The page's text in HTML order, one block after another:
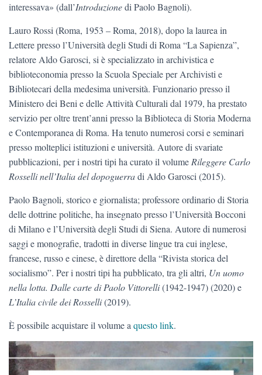
interessava» (dall’Introduzionedi Paolo Bagnoli).
Lauro Rossi (Roma, 1953 – Roma, 2018), dopo la laurea in
Lettere presso l’Università degli Studi di Roma “La Sapienza”,
relatore Aldo Garosci, si è specializzato in archivistica e
biblioteconomia presso la Scuola Speciale per Archivisti e
Bibliotecari della medesima università. Funzionario presso il
Ministero dei Beni e delle Attività Culturali dal 1979, ha prestato
servizio per oltre trent’anni presso la Biblioteca di Storia Moderna
e Contemporanea di Roma. Ha tenuto numerosi corsi e seminari
presso molteplici istituzioni e università. Autore di svariate
pubblicazioni, per i nostri tipi ha curato il volume Rileggere Carlo
Rosselli nell’Italia del dopoguerradi Aldo Garosci (2015).
Paolo Bagnoli, storico e giornalista; professore ordinario di Storia
delle dottrine politiche, ha insegnato presso l’Università Bocconi
di Milano e l’Università degli Studi di Siena. Autore di numerosi
saggi e monografie, tradotti in diverse lingue tra cui inglese,
francese, russo e cinese, è direttore della “Rivista storica del
socialismo”. Per i nostri tipi ha pubblicato, tra gli altri, Un uomo
nella lotta. Dalle carte di Paolo Vittorelli(1942-1947) (2020) e
L’Italia civile dei Rosselli(2019).
È possibile acquistare il volume a questo link.